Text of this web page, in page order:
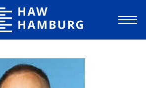
University of Applied